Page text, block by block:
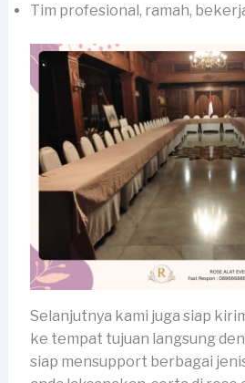
Tim profesional, ramah,
Selanjutnya kami juga siap
ke tempat tujuan langsung
siap mensupport berbagai